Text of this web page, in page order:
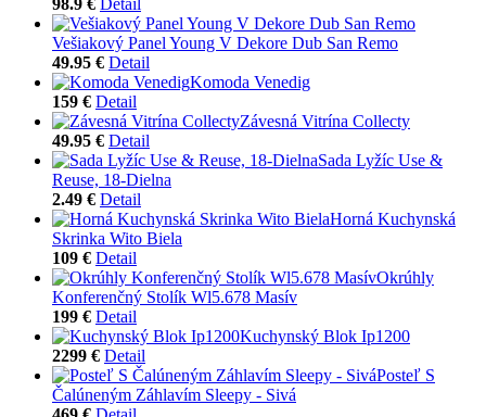
Vešiakový Panel Young V Dekore Dub San Remo
49.95 € Detail
Komoda Venedig
159 € Detail
Závesná Vitrína Collecty
49.95 € Detail
Sada Lyžíc Use &
Reuse, 18-Dielna
2.49 € Detail
Horná Kuchynská
Skrinka Wito Biela
109 € Detail
Okrúhly
Konferenčný Stolík Wl5.678 Masív
199 € Detail
Kuchynský Blok Ip1200
2299 € Detail
Posteľ S
Čalúneným Záhlavím Sleepy - Sivá